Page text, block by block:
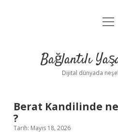
Yasal
Bağlantılı
Dijital dünyada
Berat Kandilinde ne
?
Tarih: Mayıs 18, 2026